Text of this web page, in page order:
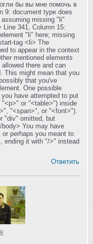
бы вы мне помочь в
9: document type does
missing "li"
341, Column 15:
"li" here; missing
tag <li> The
to appear in the context
mentioned elements
there and can
This might mean that you
that you've
One possible
have attempted to put
or "<table>") inside
"<span>", or "<font>").
"div" omitted, but
You may have
perhaps you meant to
ending it with "/>" instead
Ответить